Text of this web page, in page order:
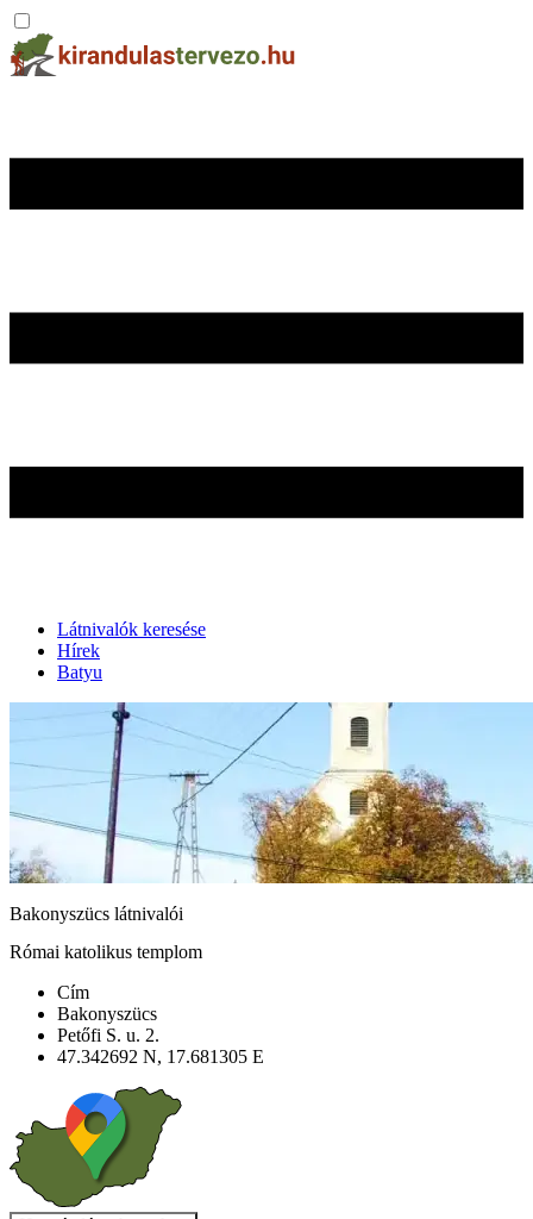
Látnivalók keresése
Hírek
Batyu
Bakonyszücs látnivalói
Római katolikus templom
Cím
Bakonyszücs
Petőfi S. u. 2.
47.342692 N, 17.681305 E